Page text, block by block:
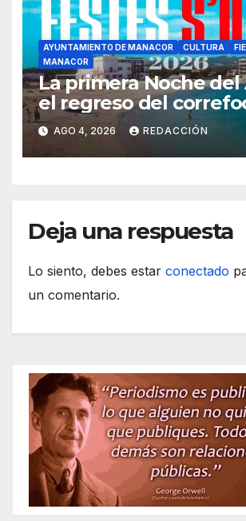
AYUNTAMIENTO DE MANACOR CULTURA
MANACOR
La primera Noche del
el regreso del
marcan las Fiestas de
de S’Illot 2026
AGO 4, 2026 REDACCIÓN
Deja una respuesta
Lo siento, debes estar conectado
un comentario.